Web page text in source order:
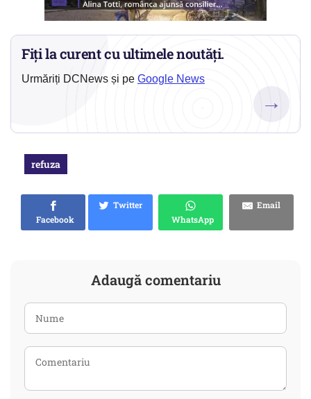
Fiți la curent cu ultimele noutăți.
Urmăriți DCNews și pe Google News
→
refuza
Facebook
Twitter
WhatsApp
Email
Adaugă comentariu